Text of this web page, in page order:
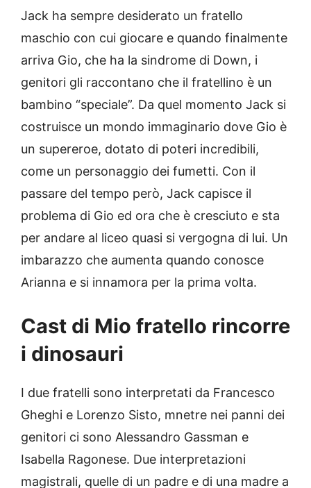
Jack ha sempre desiderato un fratello
maschio con cui giocare e quando finalmente
arriva Gio, che ha la sindrome di Down, i
genitori gli raccontano che il fratellino è un
bambino “speciale”. Da quel momento Jack si
costruisce un mondo immaginario dove Gio è
un supereroe, dotato di poteri incredibili,
come un personaggio dei fumetti. Con il
passare del tempo però, Jack capisce il
problema di Gio ed ora che è cresciuto e sta
per andare al liceo quasi si vergogna di lui. Un
imbarazzo che aumenta quando conosce
Arianna e si innamora per la prima volta.
Cast di Mio fratello rincorre
i dinosauri
I due fratelli sono interpretati da Francesco
Gheghi e Lorenzo Sisto, mnetre nei panni dei
genitori ci sono Alessandro Gassman e
Isabella Ragonese. Due interpretazioni
magistrali, quelle di un padre e di una madre a